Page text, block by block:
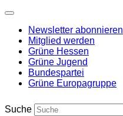
Weiter
Inhalt
Newsletter abonnieren
Mitglied werden
Grüne Hessen
Grüne Jugend
Bundespartei
Grüne Europagruppe
Suche